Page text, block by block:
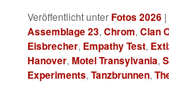
Veröffentlicht unterFotos 2026 |
Assemblage 23,Chrom,Clan
Eisbrecher, Empathy Test,
Hanover,Motel Transylvania,
Experiments,Tanzbrunnen,